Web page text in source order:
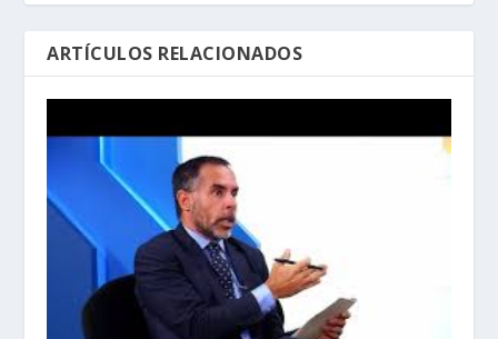
ARTÍCULOS RELACIONADOS